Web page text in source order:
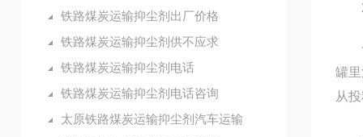
铁路煤炭运输抑尘剂出厂价格
铁路煤炭运输抑尘剂供不应求
铁路煤炭运输抑尘剂电话
铁路煤炭运输抑尘剂电话咨询
太原铁路煤炭运输抑尘剂汽车运输
2.
一
罐
从